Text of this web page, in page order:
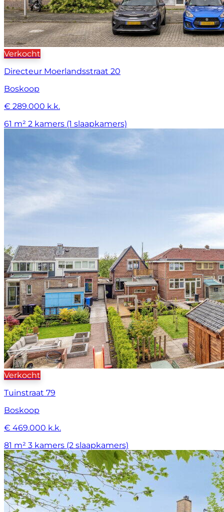
Verkocht
Directeur Moerlandsstraat 20
Boskoop
€ 289.000 k.k.
61 m² 2 kamers (1 slaapkamers)
Verkocht
Tuinstraat 79
Boskoop
€ 469.000 k.k.
81 m² 3 kamers (2 slaapkamers)